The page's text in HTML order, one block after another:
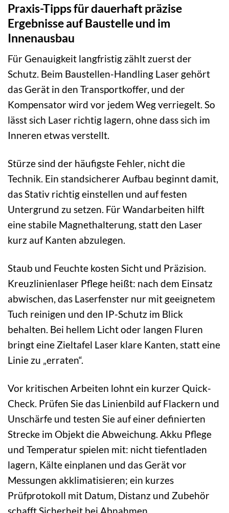
Praxis-Tipps für dauerhaft präzise
Ergebnisse auf Baustelle und im
Innenausbau
Für Genauigkeit langfristig zählt zuerst der
Schutz. Beim Baustellen-Handling Laser gehört
das Gerät in den Transportkoffer, und der
Kompensator wird vor jedem Weg verriegelt. So
lässt sich Laser richtig lagern, ohne dass sich im
Inneren etwas verstellt.
Stürze sind der häufigste Fehler, nicht die
Technik. Ein standsicherer Aufbau beginnt damit,
das Stativ richtig einstellen und auf festen
Untergrund zu setzen. Für Wandarbeiten hilft
eine stabile Magnethalterung, statt den Laser
kurz auf Kanten abzulegen.
Staub und Feuchte kosten Sicht und Präzision.
Kreuzlinienlaser Pflege heißt: nach dem Einsatz
abwischen, das Laserfenster nur mit geeignetem
Tuch reinigen und den IP-Schutz im Blick
behalten. Bei hellem Licht oder langen Fluren
bringt eine Zieltafel Laser klare Kanten, statt eine
Linie zu „erraten“.
Vor kritischen Arbeiten lohnt ein kurzer Quick-
Check. Prüfen Sie das Linienbild auf Flackern und
Unschärfe und testen Sie auf einer definierten
Strecke im Objekt die Abweichung. Akku Pflege
und Temperatur spielen mit: nicht tiefentladen
lagern, Kälte einplanen und das Gerät vor
Messungen akklimatisieren; ein kurzes
Prüfprotokoll mit Datum, Distanz und Zubehör